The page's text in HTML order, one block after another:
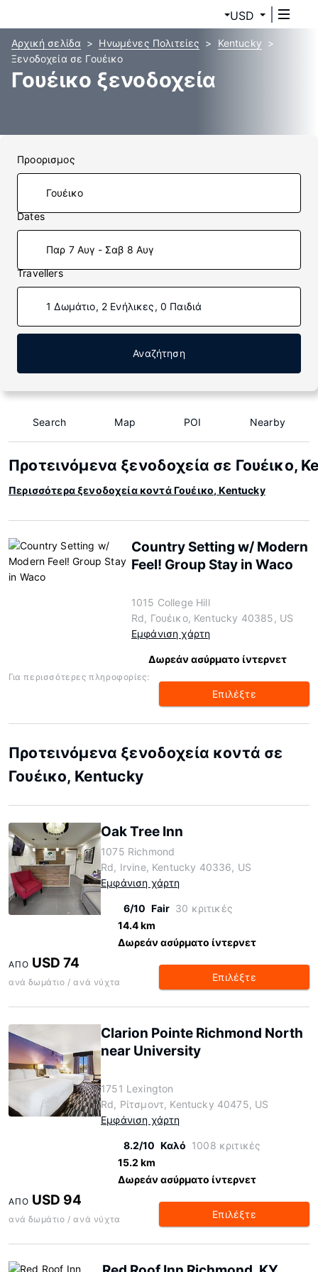
USD
Αρχική σελίδα Ηνωμένες Πολιτείες
Kentucky
Ξενοδοχεία σε Γουέικο
Γουέικο ξενοδοχεία
Προορισμος
Dates
Παρ 7 Αυγ - Σαβ 8 Αυγ
Travellers
1 Δωμάτιο, 2 Ενήλικες, 0 Παιδιά
Αναζήτηση
Search Map POI Nearby
Προτεινόμενα ξενοδοχεία σε Γουέικο,
Περισσότερα ξενοδοχεία κοντά Γουέικο, Kentucky
Country Setting w/ Modern
Feel! Group Stay in Waco
1015 College Hill
Rd, Γουέικο, Kentucky 40385, US
Εμφάνιση χάρτη
Δωρεάν ασύρματο ίντερνετ
Για περισσότερες πληροφορίες:
Επιλέξτε
Προτεινόμενα ξενοδοχεία κοντά σε
Γουέικο, Kentucky
Oak Tree Inn
1075 Richmond
Rd, Irvine, Kentucky 40336, US
Εμφάνιση χάρτη
6/10 Fair 30 κριτικές
14.4 km
Δωρεάν ασύρματο ίντερνετ
ΑΠΌ USD 74
ανά δωμάτιο / ανά νύχτα Επιλέξτε
Clarion Pointe Richmond North
near University
1751 Lexington
Rd, Ρίτσμοντ, Kentucky 40475, US
Εμφάνιση χάρτη
8.2/10 Καλό 1008 κριτικές
15.2 km
Δωρεάν ασύρματο ίντερνετ
ΑΠΌ USD 94
ανά δωμάτιο / ανά νύχτα Επιλέξτε